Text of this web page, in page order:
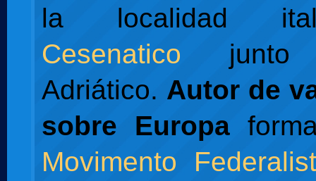
la localidad
Cesenatico junto
Adriático. Autor de
sobre Europa
Movimento